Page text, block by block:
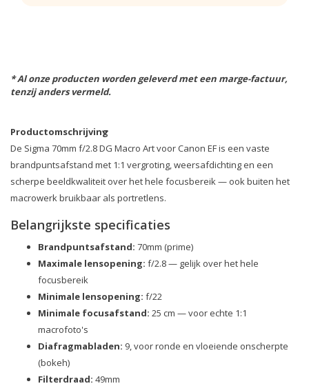
* Al onze producten worden geleverd met een marge-factuur,
tenzij anders vermeld.
Productomschrijving
De Sigma 70mm f/2.8 DG Macro Art voor Canon EF is een vaste
brandpuntsafstand met 1:1 vergroting, weersafdichting en een
scherpe beeldkwaliteit over het hele focusbereik — ook buiten het
macrowerk bruikbaar als portretlens.
Belangrijkste specificaties
Brandpuntsafstand: 70mm (prime)
Maximale lensopening: f/2.8 — gelijk over het hele
focusbereik
Minimale lensopening: f/22
Minimale focusafstand: 25 cm — voor echte 1:1
macrofoto's
Diafragmabladen: 9, voor ronde en vloeiende onscherpte
(bokeh)
Filterdraad: 49mm